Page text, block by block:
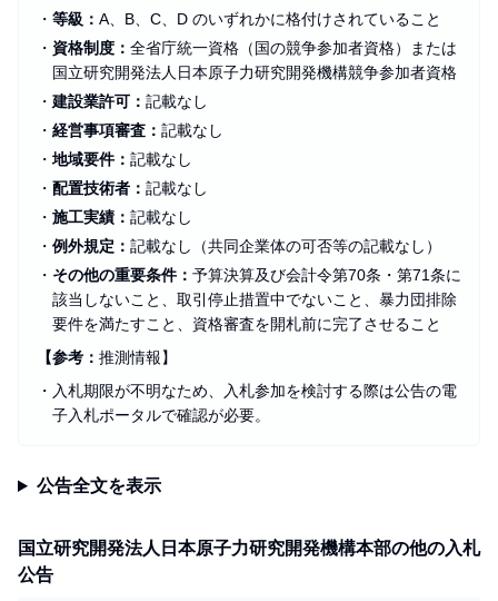
・ 等級： A、B、C、D のいずれかに格付けされていること
・ 資格制度： 全省庁統一資格（国の競争参加者資格）または
国立研究開発法人日本原子力研究開発機構競争参加者資格
・ 建設業許可： 記載なし
・ 経営事項審査： 記載なし
・ 地域要件： 記載なし
・ 配置技術者： 記載なし
・ 施工実績： 記載なし
・ 例外規定： 記載なし（共同企業体の可否等の記載なし）
・ その他の重要条件： 予算決算及び会計令第70条・第71条に
該当しないこと、取引停止措置中でないこと、暴力団排除
要件を満たすこと、資格審査を開札前に完了させること
【参考： 推測情報】
・ 入札期限が不明なため、入札参加を検討する際は公告の電
子入札ポータルで確認が必要。
公告全文を表示
国立研究開発法人日本原子力研究開発機構本部の他の入札
公告